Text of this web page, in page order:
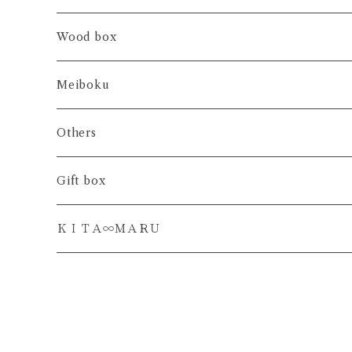
ブックシェルフ
テーブルランナー
アレンジプレート
ティーマット
カトラリーレスト
ＫＡＺＡＲＩ - ＳＡＲＡ
Wood box
ＨＡＫＯ- 大事なもの
ＨＡＫＯ- おやつの時間
ＨＡＫＯ- 香りの時間
ＨＡＫＯ- まとめる場所
Meiboku
日本の木
世界の木
Others
フラワーボックス
お香 トワインセンス
Gift box
ＫＩＴＡ∞ＭＡＲＵ